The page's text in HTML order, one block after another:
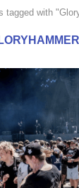
tagged with